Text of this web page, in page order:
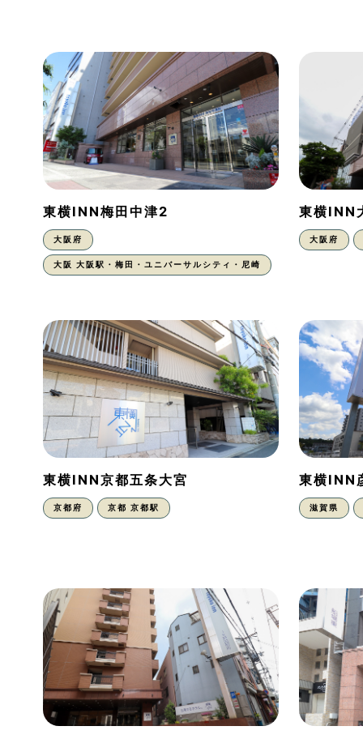
東横INN梅田中津2
大阪府
大阪 大阪駅・梅田・ユニバーサルシティ・尼崎
東横INN
大阪府
東横INN京都五条大宮
京都府 京都 京都駅
東横INN
滋賀県